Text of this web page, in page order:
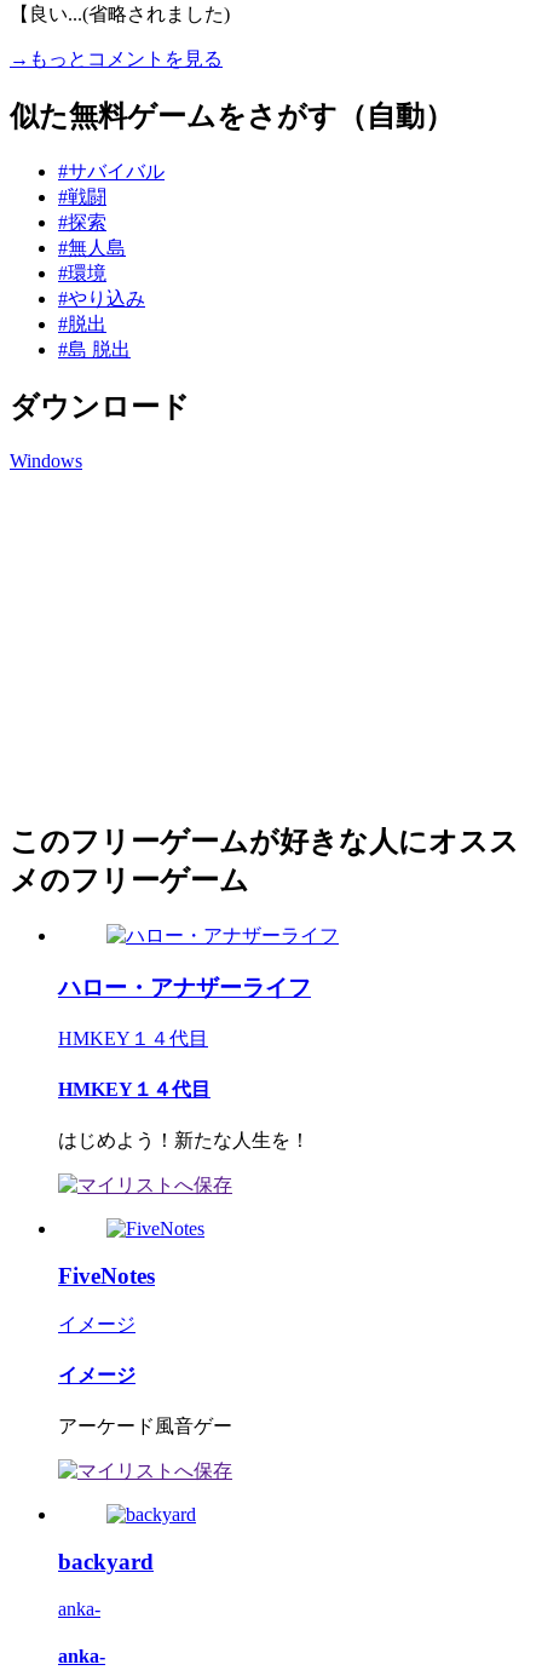
【良い...(省略されました)
→もっとコメントを見る
似た無料ゲームをさがす（自動）
#サバイバル
#戦闘
#探索
#無人島
#環境
#やり込み
#脱出
#島 脱出
ダウンロード
Windows
このフリーゲームが好きな人にオスス
メのフリーゲーム
ハロー・アナザーライフ
HMKEY１４代目
HMKEY１４代目
はじめよう！新たな人生を！
FiveNotes
イメージ
イメージ
アーケード風音ゲー
backyard
anka-
anka-